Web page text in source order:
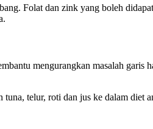
Folat dan zink yang boleh
mengurangkan masalah garis
telur, roti dan jus ke dalam diet